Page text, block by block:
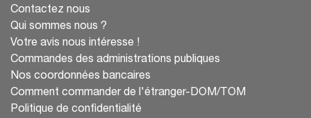
Contactez nous
Qui sommes nous ?
Votre avis nous intéresse !
Commandes des administrations publiques
Nos coordonnées bancaires
Comment commander de l'étranger-DOM/TOM
Politique de confidentialité